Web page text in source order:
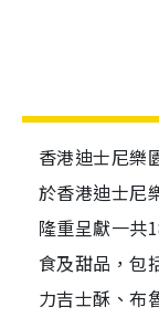
香港迪士尼樂
於香港迪士尼
隆重呈獻一共
食及甜品，包
力吉士酥、布